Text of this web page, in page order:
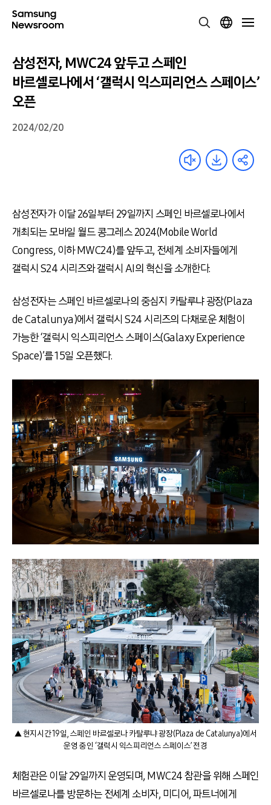
삼성전자, MWC24 앞두고 스페인
바르셀로나에서 ‘갤럭시 익스피리언스 스페이스’
오픈
2024/02/20
삼성전자가 이달 26일부터 29일까지 스페인 바르셀로나에서
개최되는 모바일 월드 콩그레스 2024(Mobile World
Congress, 이하 MWC24)를 앞두고, 전세계 소비자들에게
갤럭시 S24 시리즈와 갤럭시 AI의 혁신을 소개한다.
삼성전자는 스페인 바르셀로나의 중심지 카탈루냐 광장(Plaza
de Catalunya)에서 갤럭시 S24 시리즈의 다채로운 체험이
가능한 ‘갤럭시 익스피리언스 스페이스(Galaxy Experience
Space)’를 15일 오픈했다.
▲ 현지시간 19일, 스페인 바르셀로나 카탈루냐 광장(Plaza de Catalunya)에서
운영 중인 ‘갤럭시 익스피리언스 스페이스’ 전경
체험관은 이달 29일까지 운영되며, MWC24 참관을 위해 스페인
바르셀로나를 방문하는 전세계 소비자, 미디어, 파트너에게